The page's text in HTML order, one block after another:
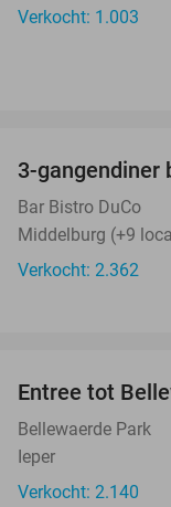
Verkocht: 1.003
3-gangendiner
Bar Bistro DuCo
Middelburg (+9
Verkocht: 2.362
Entree tot
Bellewaerde Park
Ieper
Verkocht: 2.140